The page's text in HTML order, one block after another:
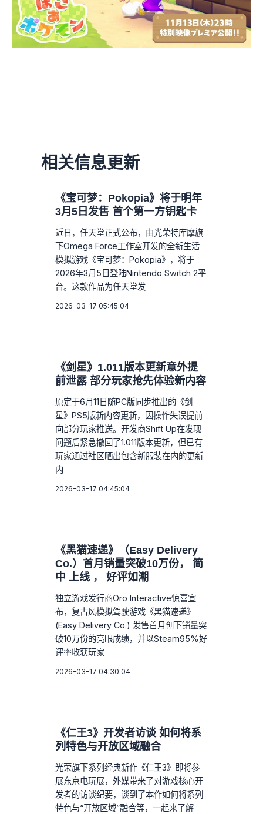
相关信息更新
《宝可梦：Pokopia》将于明年
3月5日发售 首个第一方钥匙卡
近日，任天堂正式公布，由光荣特库摩旗
下Omega Force工作室开发的全新生活
模拟游戏《宝可梦：Pokopia》，将于
2026年3月5日登陆Nintendo Switch 2平
台。这款作品为任天堂发
2026-03-17 05:45:04
《剑星》1.011版本更新意外提
前泄露 部分玩家抢先体验新内容
原定于6月11日随PC版同步推出的《剑
星》PS5版新内容更新，因操作失误提前
向部分玩家推送。开发商Shift Up在发现
问题后紧急撤回了1.011版本更新，但已有
玩家通过社区晒出包含新服装在内的更新
内
2026-03-17 04:45:04
《黑猫速递》（Easy Delivery
Co.）首月销量突破10万份， 简
中 上线 ， 好评如潮
独立游戏发行商Oro Interactive惊喜宣
布，复古风模拟驾驶游戏《黑猫速递》
(Easy Delivery Co.) 发售首月创下销量突
破10万份的亮眼成绩，并以Steam95%好
评率收获玩家
2026-03-17 04:30:04
《仁王3》开发者访谈 如何将系
列特色与开放区域融合
光荣旗下系列经典新作《仁王3》即将参
展东京电玩展，外媒带来了对游戏核心开
发者的访谈纪要，谈到了本作如何将系列
特色与“开放区域”融合等，一起来了解